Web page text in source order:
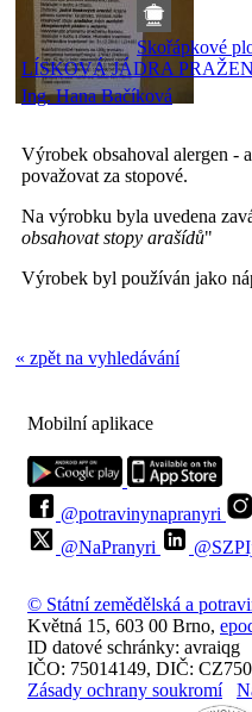
Skořápkové
LÍSKOVÁ JÁDRA
Ing. Hana Bačíková
Výrobek obsahoval alergen -
považovat za stopové.
Na výrobku byla uvedena
obsahovat stopy arašídů"
Výrobek byl používán jako
« zpět na vyhledávání
Mobilní aplikace
@potravinynapranyri
@NaPranyri
© Státní zemědělská a
Květná 15, 603 00 Brno,
ID datové schránky: avraiqg
IČO: 75014149, DIČ:
Zásady ochrany soukromí